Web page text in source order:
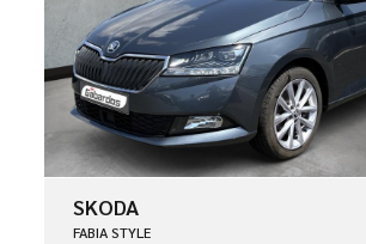
SKODA
FABIA STYLE